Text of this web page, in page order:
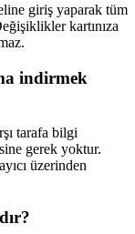
giriş yaparak tüm
kartınıza
indirmek
tarafa bilgi
gerek yoktur.
üzerinden